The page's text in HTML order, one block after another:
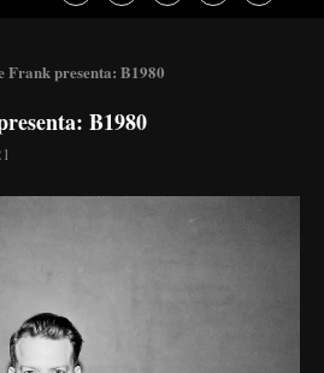
Frank presenta: B1980
B1980